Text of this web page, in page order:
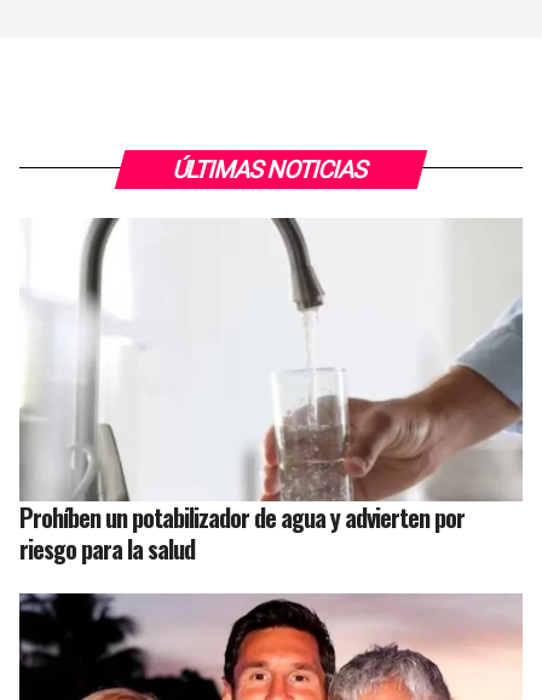
ÚLTIMAS NOTICIAS
Prohíben un potabilizador de agua y advierten por
riesgo para la salud